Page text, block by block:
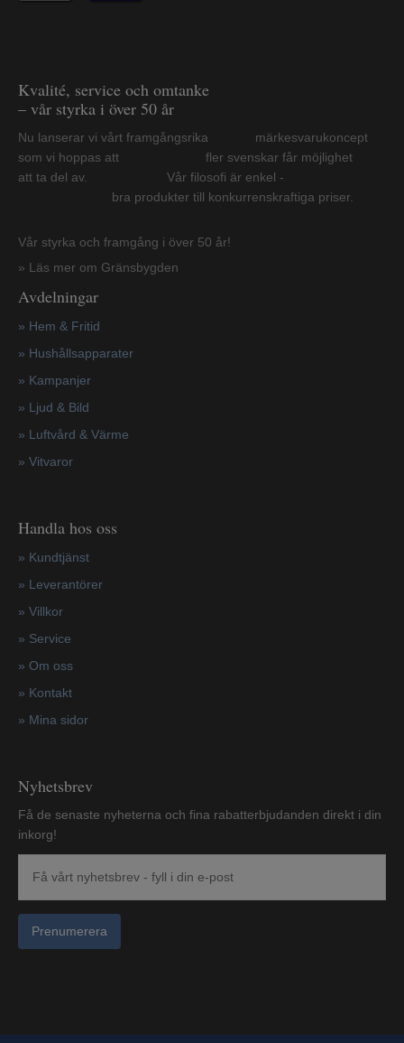
Kvalité, service och omtanke
– vår styrka i över 50 år
Nu lanserar vi vårt framgångsrika märkesvarukoncept
som vi hoppas att fler svenskar får möjlighet
att ta del av. Vår filosofi är enkel -
bra produkter till konkurrenskraftiga priser.
Vår styrka och framgång i över 50 år!
» Läs mer om Gränsbygden
Avdelningar
» Hem & Fritid
» Hushållsapparater
» Kampanjer
» Ljud & Bild
» Luftvård & Värme
» Vitvaror
Handla hos oss
» Kundtjänst
» Leverantörer
» Villkor
» Service
» Om oss
» Kontakt
» Mina sidor
Nyhetsbrev
Få de senaste nyheterna och fina rabatterbjudanden direkt i din
inkorg!
Prenumerera